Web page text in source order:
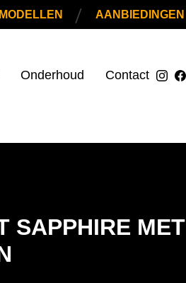
| AANBIEDINGEN
Onderhoud Contact
SAPPHIRE MET